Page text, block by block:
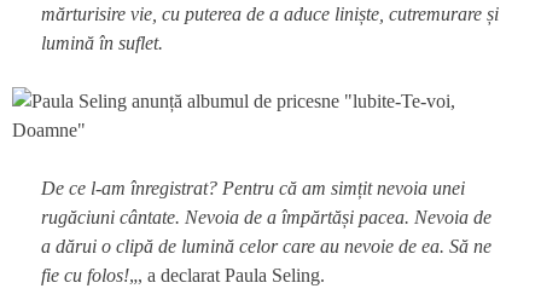
mărturisire vie, cu puterea de a aduce liniște, cutremurare și
lumină în suflet.
De ce l-am înregistrat? Pentru că am simțit nevoia unei
rugăciuni cântate. Nevoia de a împărtăși pacea. Nevoia de
a dărui o clipă de lumină celor care au nevoie de ea. Să ne
fie cu folos!„, a declarat Paula Seling.